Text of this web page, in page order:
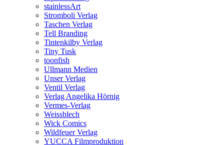
stainlessArt
Stromboli Verlag
Taschen Verlag
Tell Branding
Tintenkilby Verlag
Tiny Tusk
toonfish
Ullmann Medien
Unser Verlag
Ventil Verlag
Verlag Angelika Hörnig
Vermes-Verlag
Weissblech
Wick Comics
Wildfeuer Verlag
YUCCA Filmproduktion